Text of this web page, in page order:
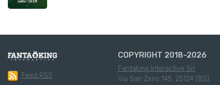
Feed RSS
COPYRIGHT 2018-2026
Fantaking Interactive Srl
Via San Zeno 145, 25124 (BS)